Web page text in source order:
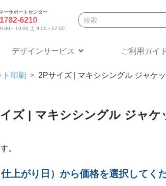
ーサポートセンター
6210
9:00～19:00 土 9:00～17:00
サイト内検索
デザインサービス ご利用ガイ
印刷 2Pサイズ | マキシシングル ジャケ
ズ | マキシシングル ジャケ
。
上がり日）から価格を選択してく